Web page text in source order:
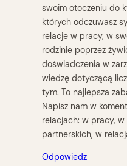
swoim otoczeniu do
których odczuwasz
relacje w pracy, w
rodzinie poprzez
doświadczenia w
wiedzę dotyczącą
tym. To najlepsza
Napisz nam w
relacjach: w pracy,
partnerskich, w
Odpowiedz